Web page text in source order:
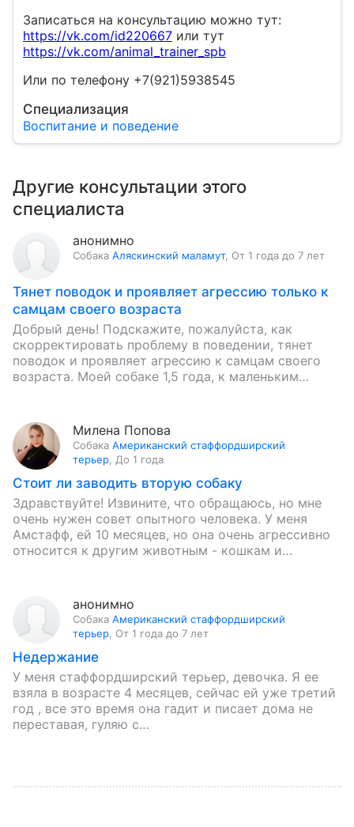
Записаться на консультацию можно тут:
https://vk.com/id220667 или тут
https://vk.com/animal_trainer_spb
Или по телефону +7(921)5938545
Специализация
Воспитание и поведение
Другие консультации этого
специалиста
анонимно
Собака Аляскинский маламут, От 1 года до 7 лет
Тянет поводок и проявляет агрессию только к
самцам своего возраста
Добрый день! Подскажите, пожалуйста, как
скорректировать проблему в поведении, тянет
поводок и проявляет агрессию к самцам своего
возраста. Моей собаке 1,5 года, к маленьким
Милена Попова
Собака Американский стаффордширский
терьер До 1 года
Стоит ли заводить вторую собаку
Здравствуйте! Извините, что обращаюсь, но мне
очень нужен совет опытного человека. У меня
Амстафф, ей 10 месяцев, но она очень агрессивно
относится к другим животным - кошкам и
анонимно
Собака Американский стаффордширский
терьер От 1 года до 7 лет
Недержание
У меня стаффордширский терьер, девочка. Я ее
взяла в возрасте 4 месяцев, сейчас ей уже третий
год , все это время она гадит и писает дома не
переставая, гуляю с…